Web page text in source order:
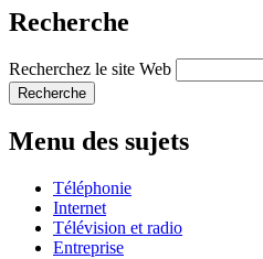
Recherche
Recherchez le site Web
Recherche
Menu des sujets
Téléphonie
Internet
Télévision et radio
Entreprise